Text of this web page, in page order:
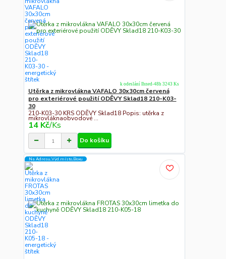
Utěrka z mikrovlákna VAFALO 30x30cm červená
pro exteriérové použití ODĚVY Sklad18 210-K03-
30
210-K03-30 KRS ODĚVY Sklad18 Popis: utěrka z
mikrovláknaobvodové ...
14 Kč/Ks
k odeslání Ihned-48h 3243 Ks
Do košíku
Na Adresu,Výd.místo,Boxu